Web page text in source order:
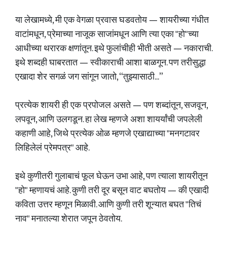
या लेखामध्ये, मी एक वेगळा प्रवास घडवतोय — शायरीच्या गंधीत
वाटांमधून, प्रेमाच्या नाजूक साजांमधून आणि त्या एका "हो"च्या
आधीच्या थरारक क्षणांतून. इथे फुलांचीही भीती असते — नकाराची.
इथे शब्दही घाबरतात — स्वीकाराची आशा बाळगून. पण तरीसुद्धा
एखादा शेर सगळं जग सांगून जातो, “तुझ्यासाठी...”
प्रत्येक शायरी ही एक प्रपोजल असते — पण शब्दांतून, सजवून,
लपवून, आणि उलगडून. हा लेख म्हणजे अशा शायर्यांची जपलेली
कहाणी आहे, जिथे प्रत्येक ओळ म्हणजे एखाद्याच्या "मनगटावर
लिहिलेलं प्रेमपत्र" आहे.
इथे कुणीतरी गुलाबाचं फूल घेऊन उभा आहे, पण त्याला शायरीतून
"हो" म्हणायचं आहे. कुणी तरी दूर बसून वाट बघतोय — की एखादी
कविता उत्तर म्हणून मिळावी. आणि कुणी तरी शून्यात बघत "तिचं
नाव" मनातल्या शेरात जपून ठेवतोय.